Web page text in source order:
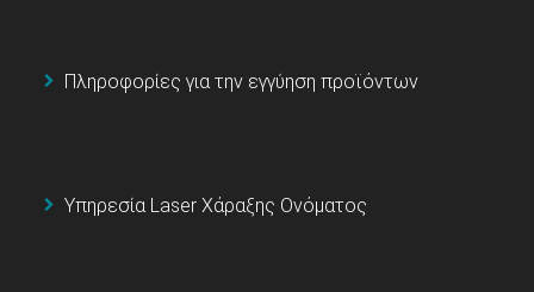
Πληροφορίες για την εγγύηση προϊόντων
Υπηρεσία Laser Χάραξης Ονόματος